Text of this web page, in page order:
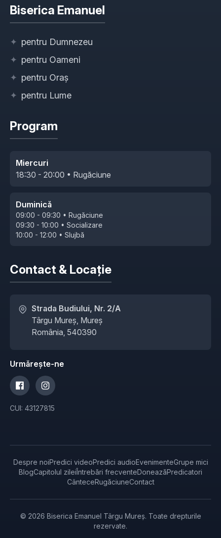
Biserica Emanuel
✦ pentru Dumnezeu
✦ pentru Oameni
✦ pentru Oraș
✦ pentru Lume
Program
Miercuri
18:30 - 20:00 • Rugăciune
Duminică
09:00 - 09:30 • Rugăciune
09:30 - 10:00 • Socializare
10:00 - 12:00 • Slujbă
Contact & Locație
Strada Budiului, Nr. 2/A
Târgu Mureș, Mureș
România, 540390
Urmărește-ne
CUI: 43127815
Despre noiPredici videoPredici audioEvenimenteGrupe mici
BlogCapitolul zileiÎntrebări frecventeDoneazăPredicatori
CânteceRugăciuneContact
© 2026 Biserica Emanuel Târgu Mureș. Toate drepturile
rezervate.